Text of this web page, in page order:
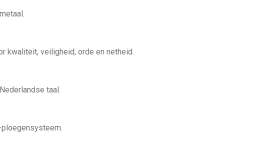
kwaliteit, veiligheid, orde en netheid.
taal.